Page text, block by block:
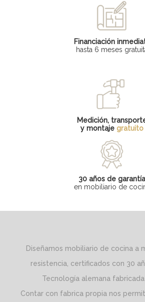
Financiación
hasta 6 meses
Medición,
y montaje gratuito
30 años de garantía
en mobiliario de
Diseñamos mobiliario de cocina a
resistencia, certificados con 30
Tecnología alemana fabricada
Contar con fabrica propia nos